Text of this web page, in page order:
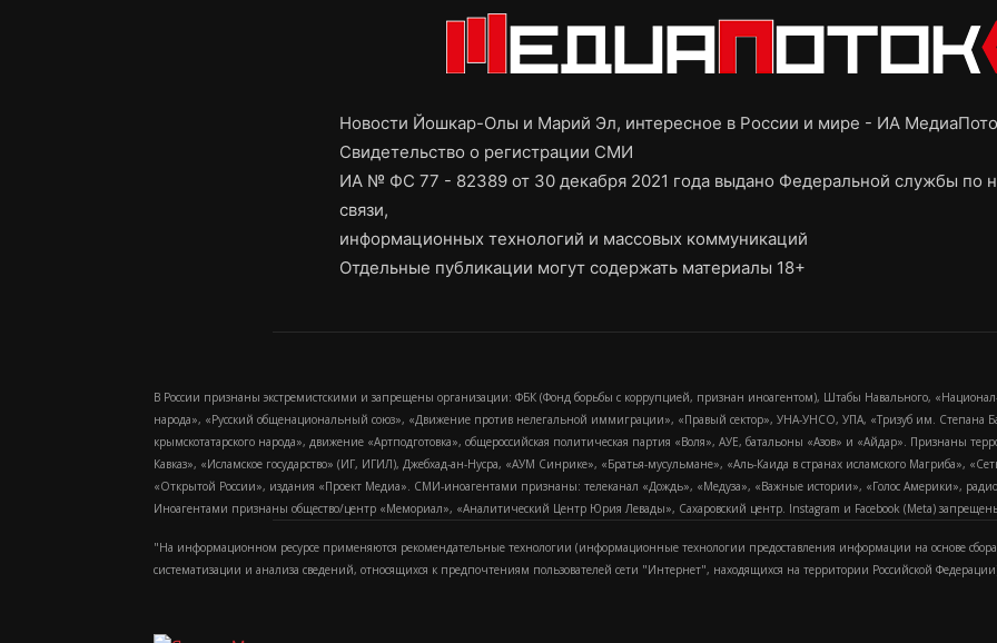
Новости Йошкар-Олы и Марий Эл, интересное в России и мире - ИА
Свидетельство о регистрации СМИ
ИА № ФС 77 - 82389 от 30 декабря 2021 года выдано Федеральной службы по
связи,
информационных технологий и массовых коммуникаций
Отдельные публикации могут содержать материалы 18+
В России признаны экстремистскими и запрещены организации: ФБК (Фонд борьбы с коррупцией, признан иноагентом), Штабы Навального,
народа», «Русский общенациональный союз», «Движение против нелегальной иммиграции», «Правый сектор», УНА-УНСО, УПА, «Тризуб им.
крымскотатарского народа», движение «Артподготовка», общероссийская политическая партия «Воля», АУЕ, батальоны «Азов» и «Айдар». Признаны
Кавказ», «Исламское государство» (ИГ, ИГИЛ), Джебхад-ан-Нусра, «АУМ Синрике», «Братья-мусульмане», «Аль-Каида в странах исламского Магриба»,
«Открытой России», издания «Проект Медиа». СМИ-иноагентами признаны: телеканал «Дождь», «Медуза», «Важные истории», «Голос Америки»,
Иноагентами признаны общество/центр «Мемориал», «Аналитический Центр Юрия Левады», Сахаровский центр. Instagram и Facebook (Metа)
"На информационном ресурсе применяются рекомендательные технологии (информационные технологии предоставления информации на основе
систематизации и анализа сведений, относящихся к предпочтениям пользователей сети "Интернет", находящихся на территории Российской